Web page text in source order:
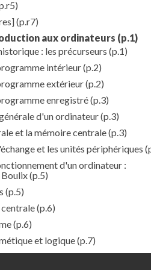
(p.r7)
aux ordinateurs (p.1)
: les précurseurs (p.1)
intérieur(p.2)
extérieur(p.2)
enregistré(p.3)
d'un ordinateur(p.3)
et la mémoire centrale(p.3)
et les unités périphériques
d'un ordinateur :
(p.5)
(p.5)
centrale(p.6)
(p.6)
et logique(p.7)
(p.8)